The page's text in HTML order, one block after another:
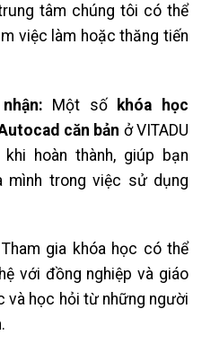
tâm chúng tôi có thể
việc làm hoặc thăng tiến
Một số
khóa học
căn bản ở VITADU
hoàn thành, giúp bạn
mình trong việc sử dụng
Tham gia khóa học có thể
với đồng nghiệp và giáo
và học hỏi từ những người